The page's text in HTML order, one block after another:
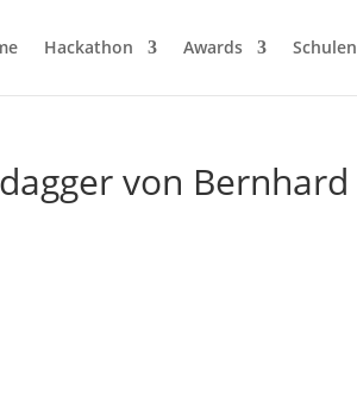
Hackathon Awards Schulen
von Bernhard